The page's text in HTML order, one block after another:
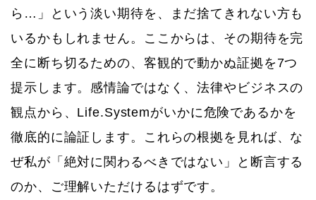
ら…」という淡い期待を、まだ捨てきれない方も
いるかもしれません。ここからは、その期待を完
全に断ち切るための、客観的で動かぬ証拠を7つ
提示します。感情論ではなく、法律やビジネスの
観点から、Life.Systemがいかに危険であるかを
徹底的に論証します。これらの根拠を見れば、な
ぜ私が「絶対に関わるべきではない」と断言する
のか、ご理解いただけるはずです。